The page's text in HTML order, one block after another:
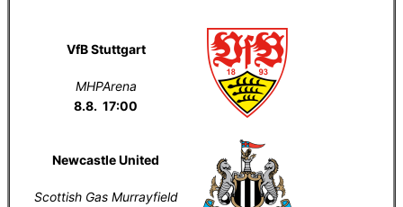
VfB Stuttgart
MHPArena
8.8. 17:00
Newcastle United
Scottish Gas Murrayfield